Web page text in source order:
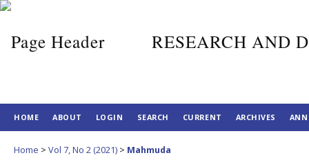
RESEARCH AND
HOME ABOUT LOGIN SEARCH CURRENT ARCHIVES
Home > Vol 7, No 2 (2021) > Mahmuda